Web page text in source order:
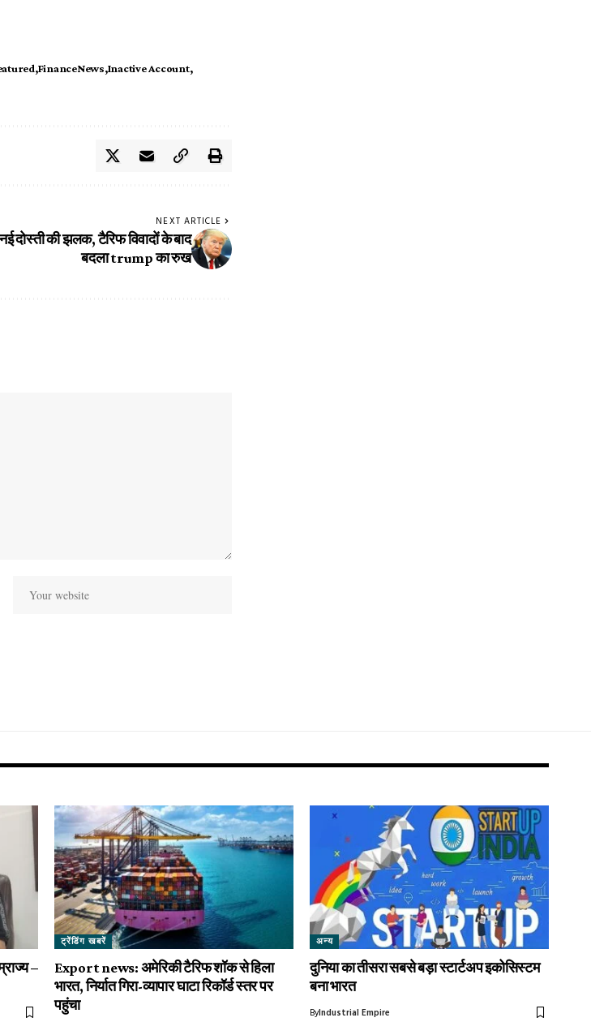
FinanceNews Inactive Account
NEXT ARTICLE
दोस्ती की झलक, टैरिफ विवादों के बाद
बदला trump का रुख
–
ट्रेंडिंग खबरें
Export news: अमेरिकी टैरिफ शॉक से हिला
भारत, निर्यात गिरा-व्यापार घाटा रिकॉर्ड स्तर पर
पहुंचा
अन्य
दुनिया का तीसरा सबसे बड़ा स्टार्टअप इकोसिस्टम
बना भारत
ByIndustrial Empire